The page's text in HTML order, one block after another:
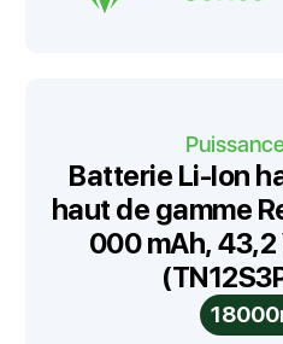
Batterie Li-Ion
haut de gamme
000 mAh, 43,2